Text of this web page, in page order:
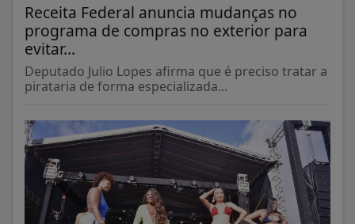
Receita Federal anuncia mudanças no
programa de compras no exterior para
evitar...
Deputado Julio Lopes afirma que é preciso tratar a
pirataria de forma especializada...